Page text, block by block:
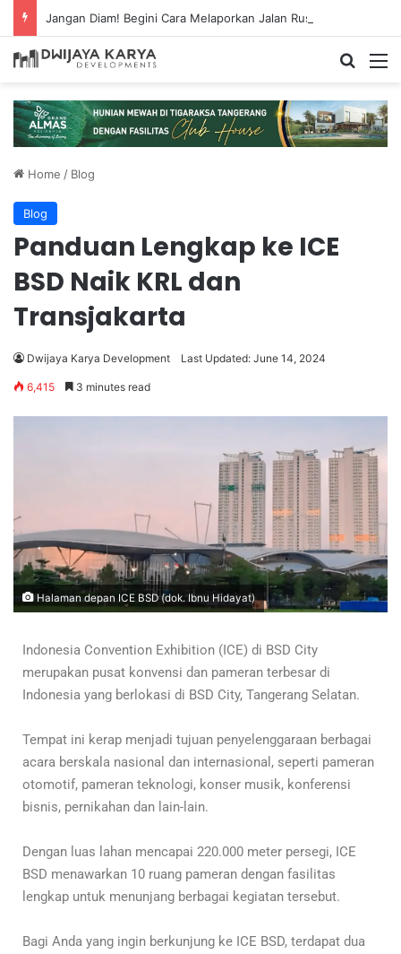
Home / Blog
Blog
Panduan Lengkap ke ICE
BSD Naik KRL dan
Transjakarta
Dwijaya Karya Development Last Updated: June 14, 2024
6,415 3 minutes read
Halaman depan ICE BSD (dok. Ibnu Hidayat)
Indonesia Convention Exhibition (ICE) di BSD City
merupakan pusat konvensi dan pameran terbesar di
Indonesia yang berlokasi di BSD City, Tangerang Selatan.
Tempat ini kerap menjadi tujuan penyelenggaraan berbagai
acara berskala nasional dan internasional, seperti pameran
otomotif, pameran teknologi, konser musik, konferensi
bisnis, pernikahan dan lain-lain.
Dengan luas lahan mencapai 220.000 meter persegi, ICE
BSD menawarkan 10 ruang pameran dengan fasilitas
lengkap untuk menunjang berbagai kegiatan tersebut.
Bagi Anda yang ingin berkunjung ke ICE BSD, terdapat dua